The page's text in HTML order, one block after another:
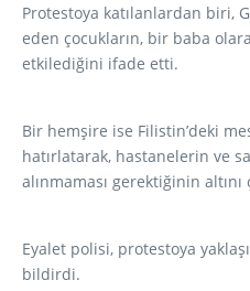
Protestoya katılanlardan biri,
eden çocukların, bir baba
etkilediğini ifade etti.
Bir hemşire ise Filistin’deki
hatırlatarak, hastanelerin ve
alınmaması gerektiğinin altını
Eyalet polisi, protestoya
bildirdi.